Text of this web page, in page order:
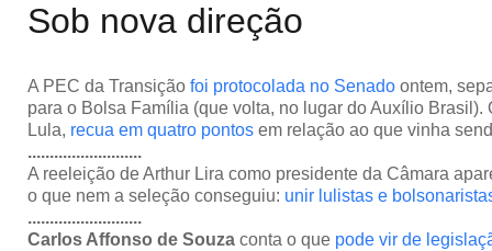
Sob nova direção
A PEC da Transição foi protocolada no Senado ontem,
para o Bolsa Família (que volta, no lugar do Auxílio Brasil).
Lula, recua em quatro pontos em relação ao que vinha
..........................
A reeleição de Arthur Lira como presidente da Câmara
o que nem a seleção conseguiu: unir lulistas e
..........................
Carlos Affonso de Souza conta o que pode vir de